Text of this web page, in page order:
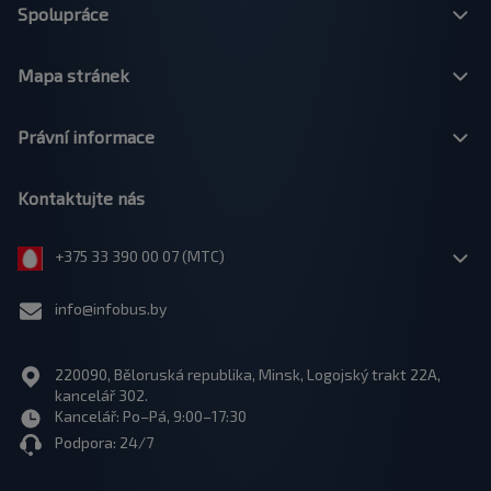
Spolupráce
Mapa stránek
Právní informace
Kontaktujte nás
+375 33 390 00 07 (МТС)
info@infobus.by
220090, Běloruská republika, Minsk, Logojský trakt 22A,
kancelář 302.
Kancelář: Po–Pá, 9:00–17:30
Podpora: 24/7